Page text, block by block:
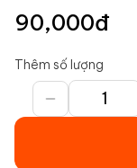
90,000đ
Thêm số lượng